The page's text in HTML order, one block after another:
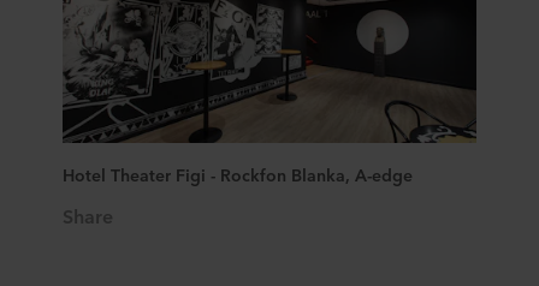
Hotel Theater Figi - Rockfon Blanka, A-edge
Share